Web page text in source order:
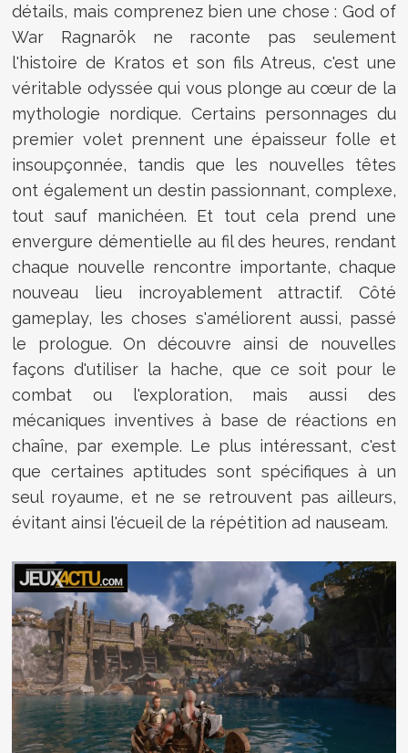
détails, mais comprenez bien une chose : God of
War Ragnarök ne raconte pas seulement
l'histoire de Kratos et son fils Atreus, c'est une
véritable odyssée qui vous plonge au cœur de la
mythologie nordique. Certains personnages du
premier volet prennent une épaisseur folle et
insoupçonnée, tandis que les nouvelles têtes
ont également un destin passionnant, complexe,
tout sauf manichéen. Et tout cela prend une
envergure démentielle au fil des heures, rendant
chaque nouvelle rencontre importante, chaque
nouveau lieu incroyablement attractif. Côté
gameplay, les choses s'améliorent aussi, passé
le prologue. On découvre ainsi de nouvelles
façons d'utiliser la hache, que ce soit pour le
combat ou l'exploration, mais aussi des
mécaniques inventives à base de réactions en
chaîne, par exemple. Le plus intéressant, c'est
que certaines aptitudes sont spécifiques à un
seul royaume, et ne se retrouvent pas ailleurs,
évitant ainsi l'écueil de la répétition ad nauseam.